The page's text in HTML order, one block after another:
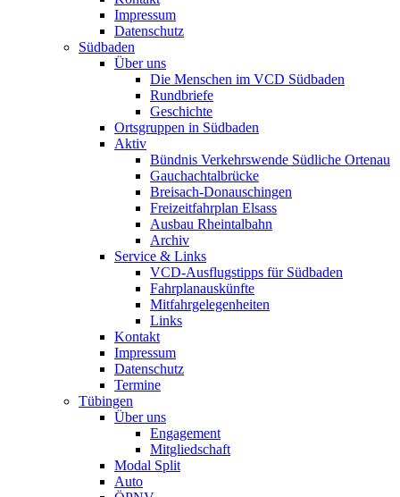
Impressum
Datenschutz
Südbaden
Über uns
Die Menschen im VCD Südbaden
Rundbriefe
Geschichte
Ortsgruppen in Südbaden
Aktiv
Bündnis Verkehrswende Südliche Ortenau
Gauchachtalbrücke
Breisach-Donauschingen
Freizeitfahrplan Elsass
Ausbau Rheintalbahn
Archiv
Service & Links
VCD-Ausflugstipps für Südbaden
Fahrplanauskünfte
Mitfahrgelegenheiten
Links
Kontakt
Impressum
Datenschutz
Termine
Tübingen
Über uns
Engagement
Mitgliedschaft
Modal Split
Auto